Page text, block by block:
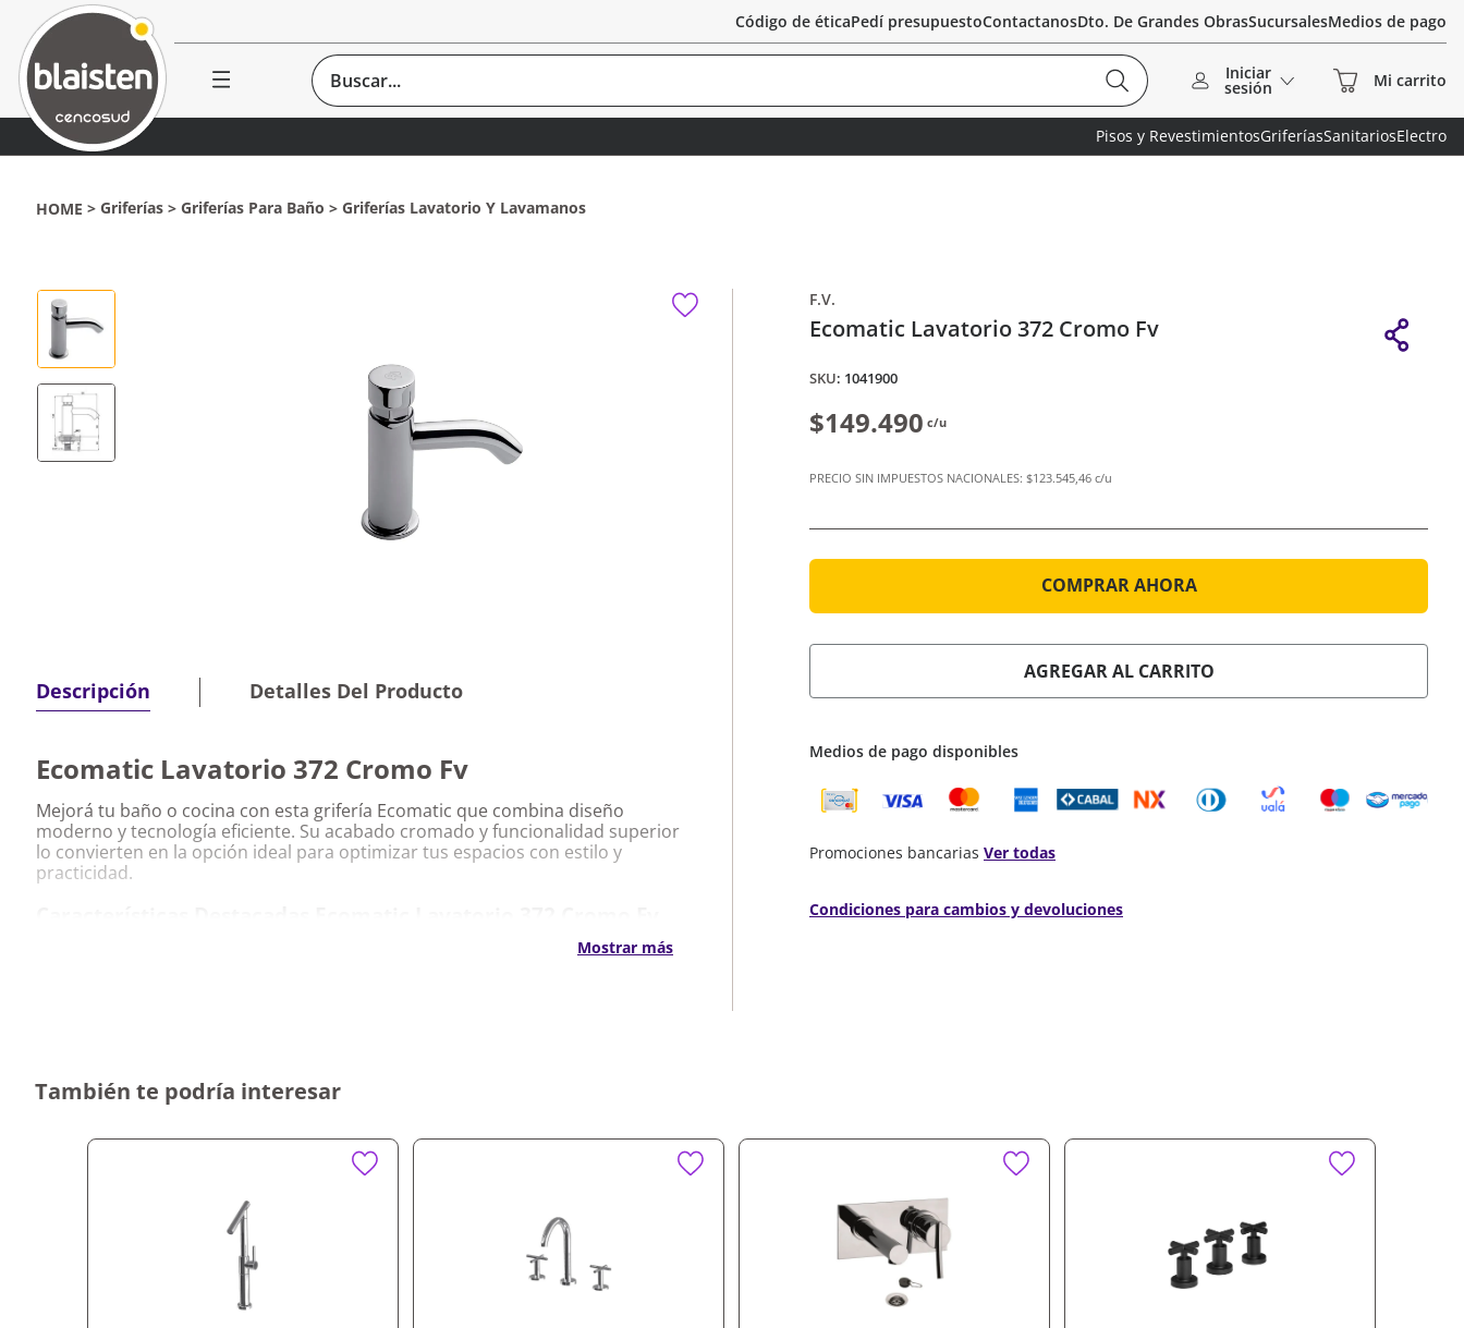
Código de éticaPedí presupuestoContactanosDto. De Grandes ObrasSucursalesMedios de pago
Buscar... Iniciar
sesión
Pisos y RevestimientosGriferíasSanitariosElectro
Griferías Griferías Para Baño Griferías Lavatorio Y Lavamanos
Descripción Detalles Del Producto
Ecomatic Lavatorio 372 Cromo Fv
Mejorá tu baño o cocina con esta grifería Ecomatic que combina diseño
moderno y tecnología eficiente. Su acabado cromado y funcionalidad superior
lo convierten en la opción ideal para optimizar tus espacios con estilo y
practicidad.
Tecnología ecomatic que permite un ahorro eficiente de agua.
Combina funcionalidad con un diseño innovador para cualquier ambiente.
años.
Este es el momento de renovar tus espacios con esta grifería exclusiva. Elegí
diseño y tecnología para transformar tu casa con comodidad.
Comprálo ahora con envío a domicilio o retiro en tienda.
Mostrar más
F.V.
Ecomatic Lavatorio 372 Cromo Fv
: 1041900
$149.490 c/u
PRECIO SIN IMPUESTOS NACIONALES: $123.545,46 c/u
COMPRAR AHORA
AGREGAR AL CARRITO
Medios de pago disponibles
Promociones bancarias Ver todas
Condiciones para cambios y devoluciones
También te podría interesar